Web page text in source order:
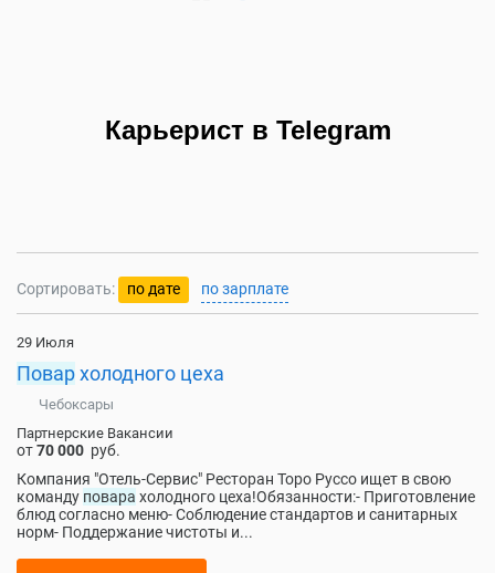
Карьерист в Telegram
Сортировать: по дате по зарплате
29 Июля
Повархолодного цеха
Чебоксары
Партнерские Вакансии
от70 000 руб.
Компания "Отель-Сервис" Ресторан Торо Руссо ищет в свою
команду повара холодного цеха!Обязанности:- Приготовление
блюд согласно меню- Соблюдение стандартов и санитарных
норм- Поддержание чистоты и...